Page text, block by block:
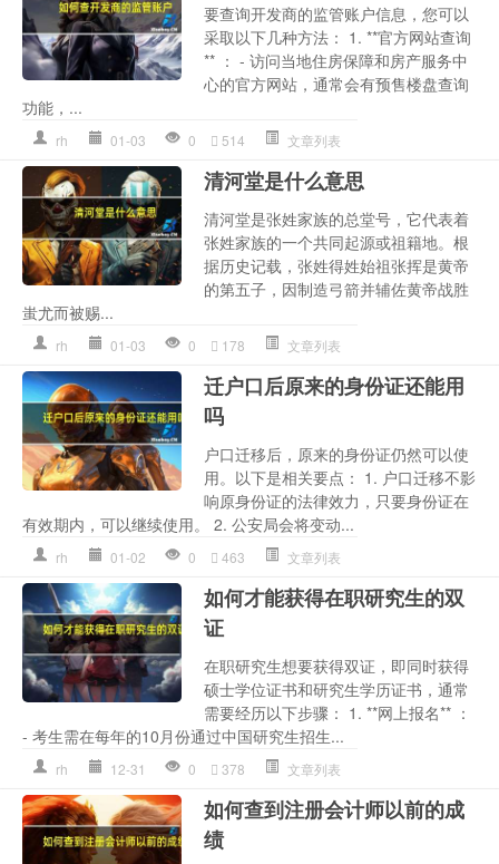
要查询开发商的监管账户信息，您可以
采取以下几种方法： 1. **官方网站查询
** ： - 访问当地住房保障和房产服务中
心的官方网站，通常会有预售楼盘查询
功能，...
rh 01-03 0 514 文章列表
清河堂是什么意思
清河堂是张姓家族的总堂号，它代表着
张姓家族的一个共同起源或祖籍地。根
据历史记载，张姓得姓始祖张挥是黄帝
的第五子，因制造弓箭并辅佐黄帝战胜
蚩尤而被赐...
rh 01-03 0 178 文章列表
迁户口后原来的身份证还能用
吗
户口迁移后，原来的身份证仍然可以使
用。以下是相关要点： 1. 户口迁移不影
响原身份证的法律效力，只要身份证在
有效期内，可以继续使用。 2. 公安局会将变动...
rh 01-02 0 463 文章列表
如何才能获得在职研究生的双
证
在职研究生想要获得双证，即同时获得
硕士学位证书和研究生学历证书，通常
需要经历以下步骤： 1. **网上报名** ：
- 考生需在每年的10月份通过中国研究生招生...
rh 12-31 0 378 文章列表
如何查到注册会计师以前的成
绩